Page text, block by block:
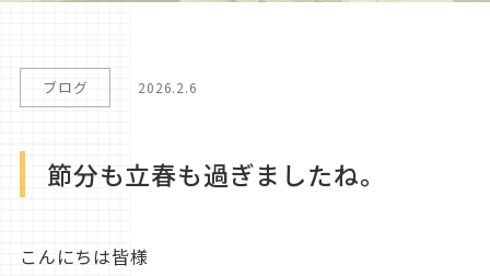
ブログ 2026.2.6
節分も立春も過ぎましたね。
こんにちは皆様